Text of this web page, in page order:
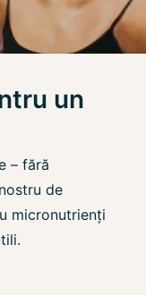
un
– fără
de
micronutrienți